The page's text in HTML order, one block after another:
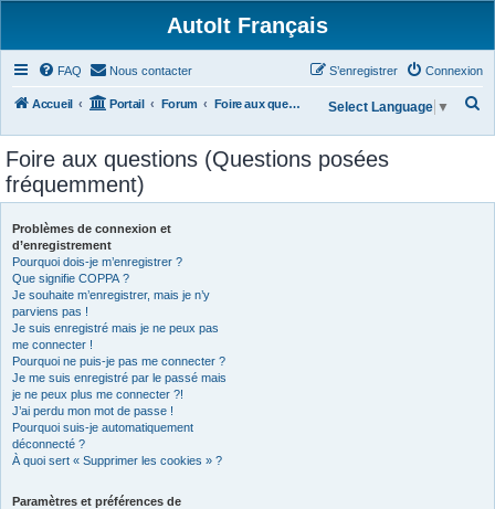
AutoIt Français
FAQ Nous contacter Connexion
S’enregistrer
Accueil Portail Forum Foire aux questions (Questions posées fréquemment) Select Language ▼
Foire aux questions (Questions posées
fréquemment)
Problèmes de connexion et
d’enregistrement
Pourquoi dois-je m’enregistrer ?
Que signifie COPPA ?
Je souhaite m’enregistrer, mais je n’y
parviens pas !
Je suis enregistré mais je ne peux pas
me connecter !
Pourquoi ne puis-je pas me connecter ?
Je me suis enregistré par le passé mais
je ne peux plus me connecter ?!
J’ai perdu mon mot de passe !
Pourquoi suis-je automatiquement
déconnecté ?
À quoi sert « Supprimer les cookies » ?
Paramètres et préférences de